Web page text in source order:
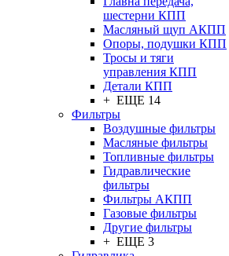
шестерни КПП
Масляный щуп АКПП
Опоры, подушки КПП
Тросы и тяги
управления КПП
Детали КПП
+ ЕЩЕ 14
Фильтры
Воздушные фильтры
Масляные фильтры
Топливные фильтры
Гидравлические
фильтры
Фильтры АКПП
Газовые фильтры
Другие фильтры
+ ЕЩЕ 3